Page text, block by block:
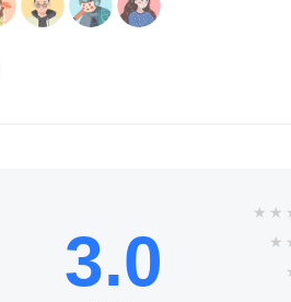
3.0
★ ★
★